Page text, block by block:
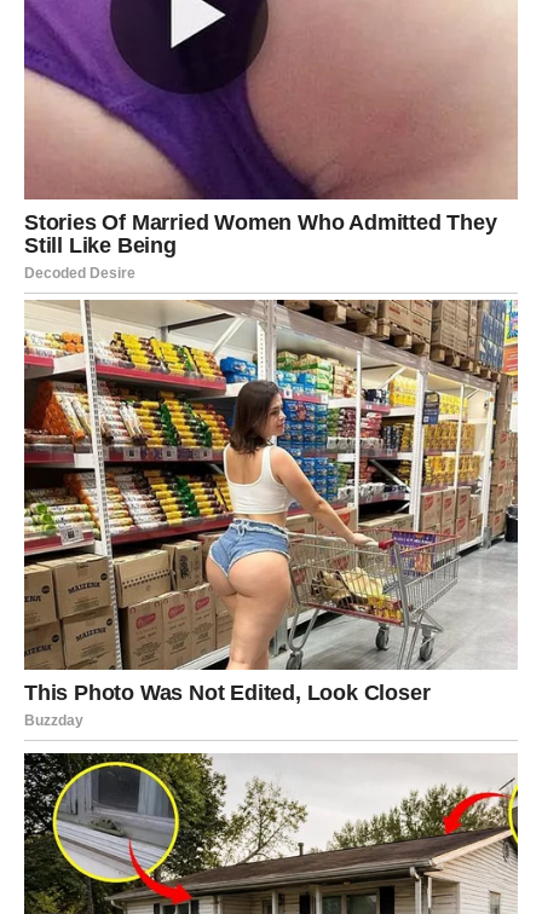
Poruka zvijezda
Nastavite vjerovati u sebe.
VODOLIJA
Šta vas očekuje?
Neočekivani događaj mogao bi otvoriti vrata novim
mogućnostima i zanimljivim poznanstvima.
Poruka zvijezda
Ne odbacujte ono što dolazi iznenada.
RIBE
Šta vas očekuje?
Ribe su znak kojem kraj proljeća donosi najviše razloga
za sreću. Već dugo čekate da se nešto promijeni i da
dobijete znak da se sve vaše nade nisu uzaludne.
U narednim danima mogli biste dobiti upravo ono što vam
je nedostajalo – važnu vijest, ljubavnu sreću, finansijski
napredak ili priliku koja mijenja pogled na budućnost. Ono
što dolazi ima potencijal da označi kraj jednog teškog